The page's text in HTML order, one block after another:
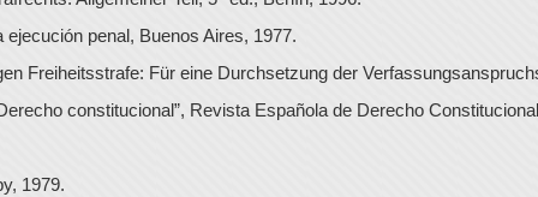
penal, Buenos Aires, 1977.
Freiheitsstrafe: Für eine Durchsetzung der
constitucional”, Revista Española de Derecho
1979.